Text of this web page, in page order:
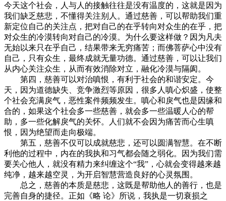
今天这个社会，人与人的接触往往是没有温度的，这就是因为
我们缺乏慈悲，不懂得关注别人。通过慈善，可以帮助我们重
新定位自己的关注点，把对自己的在乎转向对众生的在乎，把
对众生的冷漠转向对自己的冷漠。为什么要这样做？因为凡夫
无始以来只在乎自己，结果带来无穷痛苦；而佛菩萨心中没有
自己，只有众生，最终成就无量功德。通过慈善，可以让我们
从内心关注众生，从而有效消除对立，融化冷漠与隔阂。
第四，慈善可以对治嗔恨，有利于社会的和谐安定。今
天，因为道德缺失、竞争激烈等原因，很多人嗔心炽盛，使整
个社会充满戾气，恶性案件频频发生。嗔心和戾气也是因缘和
合的，如果这个社会多一些慈善，就会多一些温暖人心的帮
助，多一些化解戾气的关怀。人们就不会因为痛苦而心生嗔
恨，因为绝望而走向极端。
第五，慈善不仅可以成就慈悲，还可以圆满智慧。在不断
利他的过程中，内在的我执和习气都会随之弱化。因为我们需
要关心他人，就没有精力来纠缠这个“我”，心就会变得越来越
纯净，越来越空灵，为开启智慧营造良好的心灵氛围。
总之，慈善的本质是慈悲，这既是帮助他人的善行，也是
完善自身的捷径。正如《略 论》所说，我执是一切衰损之